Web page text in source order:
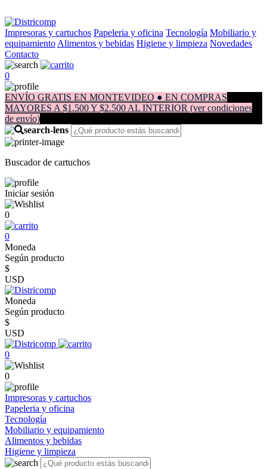
Impresoras y cartuchos Papeleria y oficina Tecnología Mobiliario y
equipamiento Alimentos y bebidas Higiene y limpieza Novedades
Contacto
0
ENVÍO GRATIS EN MONTEVIDEO ● EN COMPRAS
MAYORES A $1.500 Y $2.500 AL INTERIOR (ver condiciones
de envío)
Buscador de cartuchos
Iniciar sesión
0
0
Moneda
Según producto
$
USD
Moneda
Según producto
$
USD
0
0
Impresoras y cartuchos
Papeleria y oficina
Tecnología
Mobiliario y equipamiento
Alimentos y bebidas
Higiene y limpieza